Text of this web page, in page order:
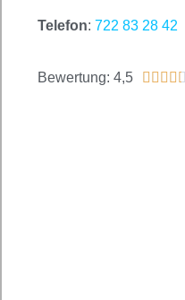
Telefon: 722 83 28 42
Bewertung: 4,5     